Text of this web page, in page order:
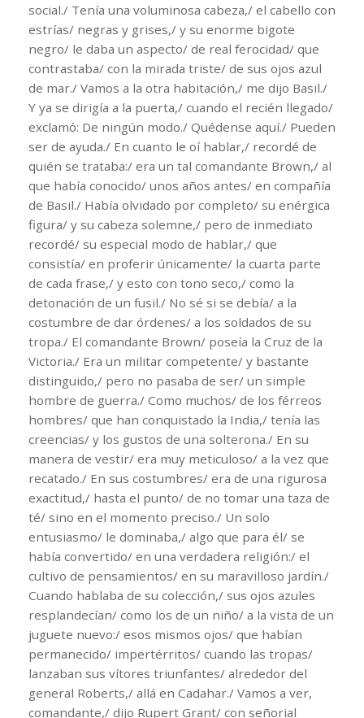
social./ Tenía una voluminosa cabeza,/ el cabello con
estrías/ negras y grises,/ y su enorme bigote
negro/ le daba un aspecto/ de real ferocidad/ que
contrastaba/ con la mirada triste/ de sus ojos azul
de mar./ Vamos a la otra habitación,/ me dijo Basil./
Y ya se dirigía a la puerta,/ cuando el recién llegado/
exclamó: De ningún modo./ Quédense aquí./ Pueden
ser de ayuda./ En cuanto le oí hablar,/ recordé de
quién se trataba:/ era un tal comandante Brown,/ al
que había conocido/ unos años antes/ en compañía
de Basil./ Había olvidado por completo/ su enérgica
figura/ y su cabeza solemne,/ pero de inmediato
recordé/ su especial modo de hablar,/ que
consistía/ en proferir únicamente/ la cuarta parte
de cada frase,/ y esto con tono seco,/ como la
detonación de un fusil./ No sé si se debía/ a la
costumbre de dar órdenes/ a los soldados de su
tropa./ El comandante Brown/ poseía la Cruz de la
Victoria./ Era un militar competente/ y bastante
distinguido,/ pero no pasaba de ser/ un simple
hombre de guerra./ Como muchos/ de los férreos
hombres/ que han conquistado la India,/ tenía las
creencias/ y los gustos de una solterona./ En su
manera de vestir/ era muy meticuloso/ a la vez que
recatado./ En sus costumbres/ era de una rigurosa
exactitud,/ hasta el punto/ de no tomar una taza de
té/ sino en el momento preciso./ Un solo
entusiasmo/ le dominaba,/ algo que para él/ se
había convertido/ en una verdadera religión:/ el
cultivo de pensamientos/ en su maravilloso jardín./
Cuando hablaba de su colección,/ sus ojos azules
resplandecían/ como los de un niño/ a la vista de un
juguete nuevo:/ esos mismos ojos/ que habían
permanecido/ impertérritos/ cuando las tropas/
lanzaban sus vítores triunfantes/ alrededor del
general Roberts,/ allá en Cadahar./ Vamos a ver,
comandante,/ dijo Rupert Grant/ con señorial